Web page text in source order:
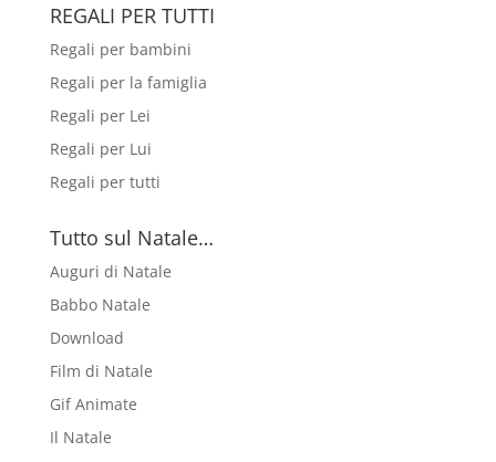
REGALI PER TUTTI
Regali per bambini
Regali per la famiglia
Regali per Lei
Regali per Lui
Regali per tutti
Tutto sul Natale…
Auguri di Natale
Babbo Natale
Download
Film di Natale
Gif Animate
Il Natale